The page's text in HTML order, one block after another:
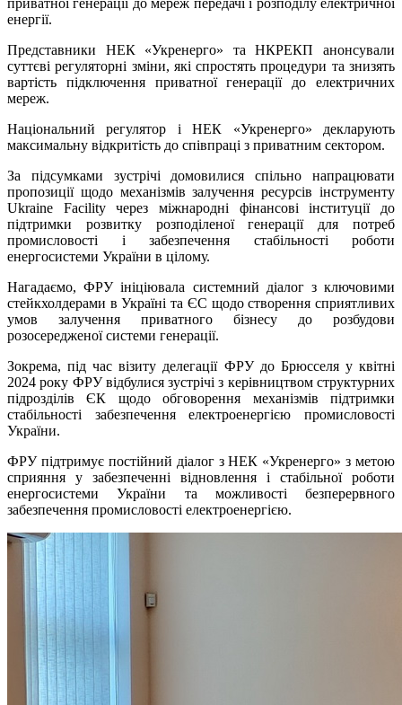
приватної генерації до мереж передачі і розподілу електричної
енергії.
Представники НЕК «Укренерго» та НКРЕКП анонсували
суттєві регуляторні зміни, які спростять процедури та знизять
вартість підключення приватної генерації до електричних
мереж.
Національний регулятор і НЕК «Укренерго» декларують
максимальну відкритість до співпраці з приватним сектором.
За підсумками зустрічі домовилися спільно напрацювати
пропозиції щодо механізмів залучення ресурсів інструменту
Ukraine Facility через міжнародні фінансові інституції до
підтримки розвитку розподіленої генерації для потреб
промисловості і забезпечення стабільності роботи
енергосистеми України в цілому.
Нагадаємо, ФРУ ініціювала системний діалог з ключовими
стейкхолдерами в Україні та ЄС щодо створення сприятливих
умов залучення приватного бізнесу до розбудови
розосередженої системи генерації.
Зокрема, під час візиту делегації ФРУ до Брюсселя у квітні
2024 року ФРУ відбулися зустрічі з керівництвом структурних
підрозділів ЄК щодо обговорення механізмів підтримки
стабільності забезпечення електроенергією промисловості
України.
ФРУ підтримує постійний діалог з НЕК «Укренерго» з метою
сприяння у забезпеченні відновлення і стабільної роботи
енергосистеми України та можливості безперервного
забезпечення промисловості електроенергією.